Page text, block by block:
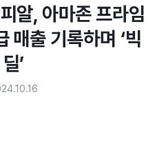
알, 아마존 프라임
매출 기록하며 ‘빅
딜’